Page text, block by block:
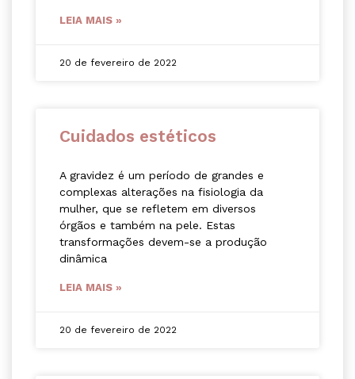
LEIA MAIS »
20 de fevereiro de 2022
Cuidados estéticos
A gravidez é um período de grandes e
complexas alterações na fisiologia da
mulher, que se refletem em diversos
órgãos e também na pele. Estas
transformações devem-se a produção
dinâmica
LEIA MAIS »
20 de fevereiro de 2022